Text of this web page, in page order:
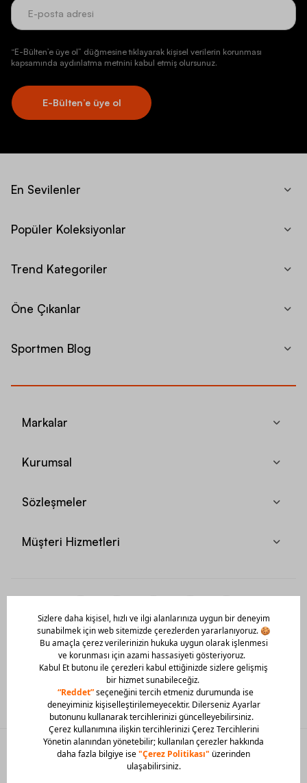
“E-Bülten’e üye ol” düğmesine tıklayarak kişisel verilerin korunması
kapsamında aydınlatma metnini kabul etmiş olursunuz.
E-Bülten’e üye ol
En Sevilenler
Popüler Koleksiyonlar
Trend Kategoriler
Öne Çıkanlar
Sportmen Blog
Markalar
Kurumsal
Sözleşmeler
Müşteri Hizmetleri
Mobil Uygulamamızı Hemen İndir!